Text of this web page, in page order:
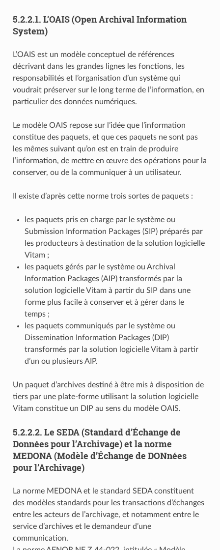
5.2.2.1. L’OAIS (Open Archival Information
System)
L’OAIS est un modèle conceptuel de références
décrivant dans les grandes lignes les fonctions, les
responsabilités et l’organisation d’un système qui
voudrait préserver sur le long terme de l’information, en
particulier des données numériques.
Le modèle OAIS repose sur l’idée que l’information
constitue des paquets, et que ces paquets ne sont pas
les mêmes suivant qu’on est en train de produire
l’information, de mettre en œuvre des opérations pour la
conserver, ou de la communiquer à un utilisateur.
Il existe d’après cette norme trois sortes de paquets :
les paquets pris en charge par le système ou
Submission Information Packages (SIP) préparés par
les producteurs à destination de la solution logicielle
Vitam ;
les paquets gérés par le système ou Archival
Information Packages (AIP) transformés par la
solution logicielle Vitam à partir du SIP dans une
forme plus facile à conserver et à gérer dans le
temps ;
les paquets communiqués par le système ou
Dissemination Information Packages (DIP)
transformés par la solution logicielle Vitam à partir
d’un ou plusieurs AIP.
Un paquet d’archives destiné à être mis à disposition de
tiers par une plate-forme utilisant la solution logicielle
Vitam constitue un DIP au sens du modèle OAIS.
5.2.2.2. Le SEDA (Standard d’Échange de
Données pour l’Archivage) et la norme
MEDONA (Modèle d’Échange de DONnées
pour l’Archivage)
La norme MEDONA et le standard SEDA constituent
des modèles standards pour les transactions d’échanges
entre les acteurs de l’archivage, et notamment entre le
service d’archives et le demandeur d’une
communication.